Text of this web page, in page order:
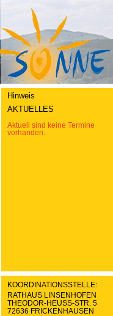
Hinweis
AKTUELLES
Aktuell sind keine Termine
vorhanden.
KOORDINATIONSSTELLE:
RATHAUS LINSENHOFEN
THEODOR-HEUSS-STR. 5
72636 FRICKENHAUSEN